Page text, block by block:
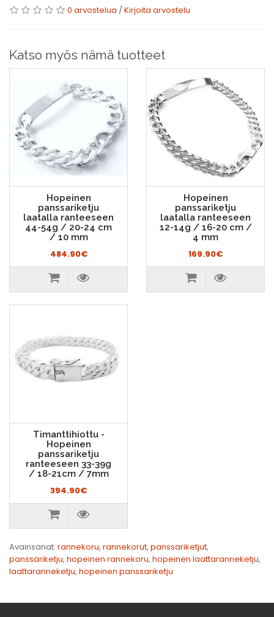
0 arvostelua /Kirjoita arvostelu
Katso myös nämä tuotteet
Hopeinen
panssariketju
laatalla ranteeseen
44-54g / 20-24 cm
/ 10 mm
484.90€
Hopeinen
panssariketju
laatalla ranteeseen
12-14g / 16-20 cm /
4 mm
169.90€
Timanttihiottu -
Hopeinen
panssariketju
ranteeseen 33-39g
/ 18-21cm / 7mm
394.90€
Avainsanat: rannekoru, rannekorut, panssariketjut,
panssariketju, hopeinen rannekoru, hopeinen laattaranneketju,
laattaranneketju, hopeinen panssariketju